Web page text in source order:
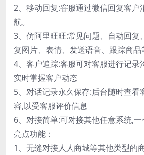
2、移动回复:窨服通过微信回复客户
航。
3、仿阿里旺旺:常见问题、自动回复
复图片、表情、发送语音、跟踪商品
4、客户追踪:客服可对客服进行记录
实时掌握客户动态
5、对话记录永久保存:后台随时查看
容,以受客服评价信息
6、对接简单:可对接其他任意系统,
亮点功能：
1、无缝对接人人商城等其他类型的